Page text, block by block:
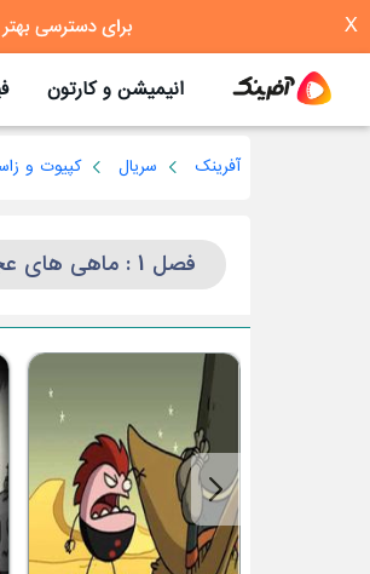
X
انیمیشن و کارتون
آفرینک سریال کپیوت و
فصل 1 : ماهی های عجیب